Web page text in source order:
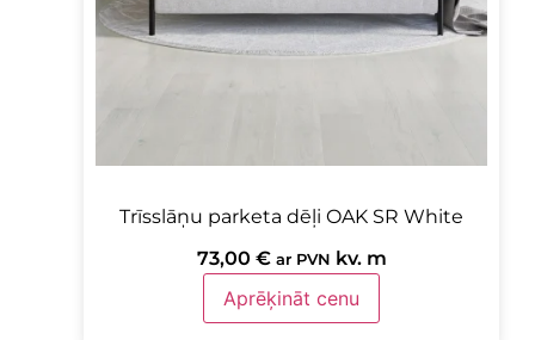
Trīsslāņu parketa dēļi OAK SR White
73,00 € ar PVN kv. m
Aprēķināt cenu